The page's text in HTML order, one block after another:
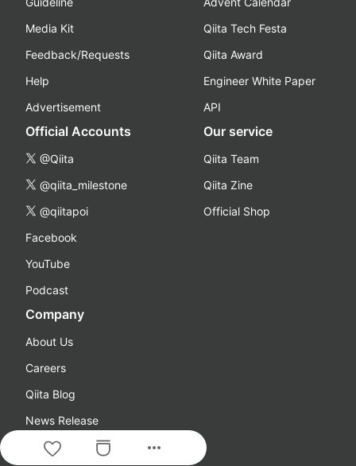
more_horiz
Media Kit
Feedback/Requests
Help
Advertisement
Qiita Tech Festa
Qiita Award
Engineer White Paper
API
Official Accounts
@Qiita
@qiita_milestone
@qiitapoi
Facebook
YouTube
Podcast
Our service
Qiita Team
Qiita Zine
Official Shop
Company
About Us
Careers
Qiita Blog
News Release